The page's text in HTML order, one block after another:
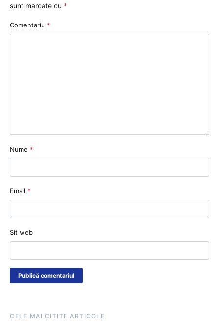
sunt marcate cu *
Comentariu *
Nume *
Email *
Sit web
CELE MAI CITITE ARTICOLE